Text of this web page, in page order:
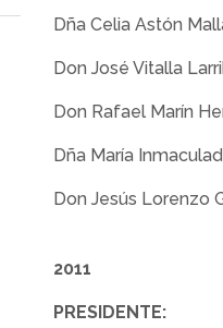
Dña Celia Astón
Don José Vitalla
Don Rafael Marín
Dña María
Don Jesús Lorenzo
2011
PRESIDENTE: